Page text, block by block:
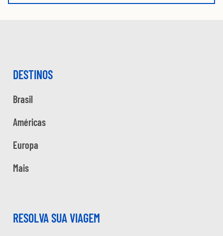
DESTINOS
Brasil
Américas
Europa
Mais
RESOLVA SUA VIAGEM